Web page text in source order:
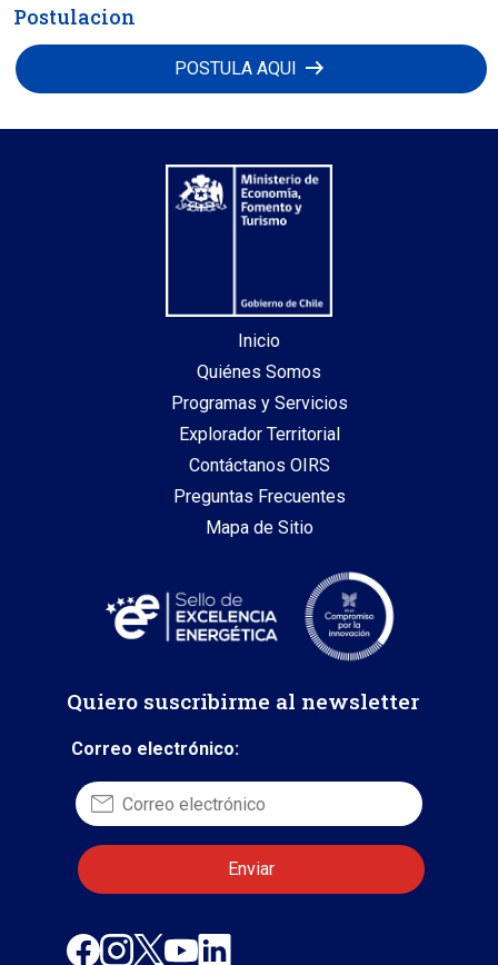
Postulacion
POSTULA AQUI arrow_right_alt
Inicio
Quiénes Somos
Programas y Servicios
Explorador Territorial
Contáctanos OIRS
Preguntas Frecuentes
Mapa de Sitio
Quiero suscribirme al newsletter
Correo electrónico: